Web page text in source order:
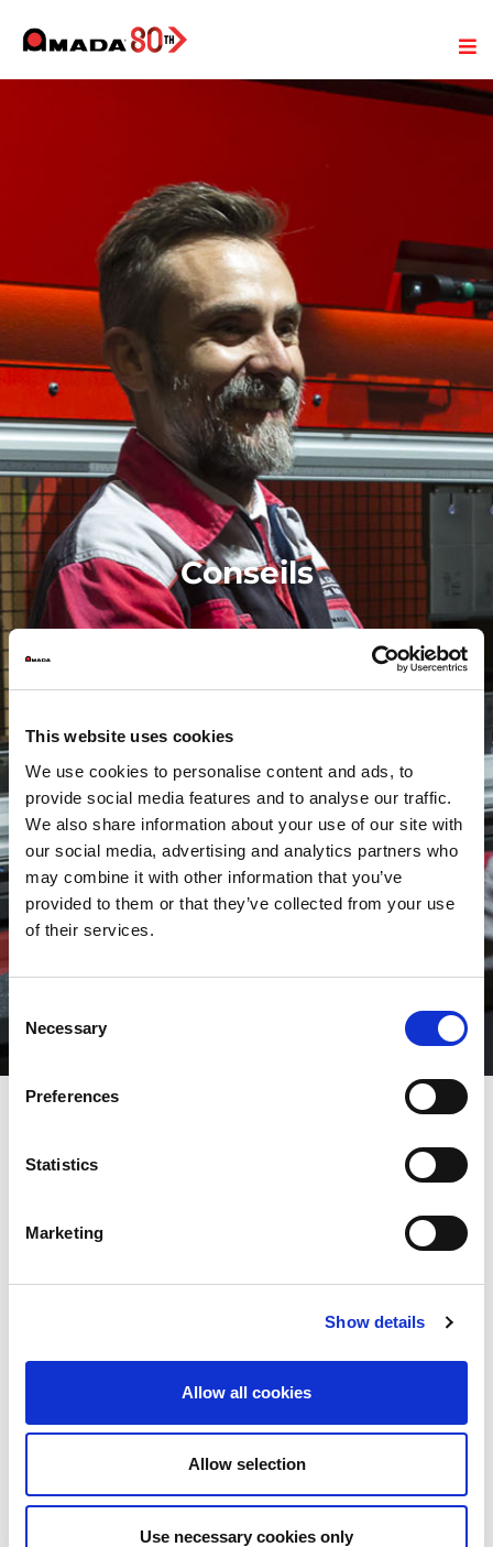
This website uses cookies
We use cookies to personalise content and ads, to
provide social media features and to analyse our traffic.
We also share information about your use of our site with
our social media, advertising and analytics partners who
may combine it with other information that you’ve
provided to them or that they’ve collected from your use
of their services.
Selection
Necessary
Preferences
Statistics
Marketing
Show details
Allow all cookies
Allow selection
Use necessary cookies only
Conseils
Le conseil est au cœur du contrat de confiance instauré avec nos
clients lors de l'achat d'une machine. Une équipe de techniciens
au quotidien pour toute question relative à l'utilisation de vos
machines AMADA. Nos techniciens, spécialistes des
technologies du travail des métaux, s'appuient sur leur
aider à atteindre vos objectifs de productivité, de qualité et de
réduction des coûts. Ils bénéficient de toutes les compétences
techniques que dans nos centres de développement. Nos
quotidien pour vous aider à obtenir le meilleur profit de votre
meilleures performances de vos machines AMADA, pour
améliorer l'organisation de vos ateliers ou pour déterminer les
meilleurs choix pour de nouveaux investissements.